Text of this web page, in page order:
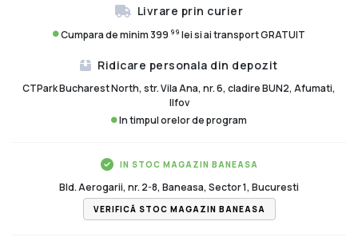
Livrare prin curier
Cumpara de minim 399 99 lei si ai transport GRATUIT
Ridicare personala din depozit
CTPark Bucharest North, str. Vila Ana, nr. 6, cladire BUN2, Afumati,
Ilfov
In timpul orelor de program
IN STOC MAGAZIN BANEASA
Bld. Aerogarii, nr. 2-8, Baneasa, Sector 1, Bucuresti
VERIFICĂ STOC MAGAZIN BANEASA